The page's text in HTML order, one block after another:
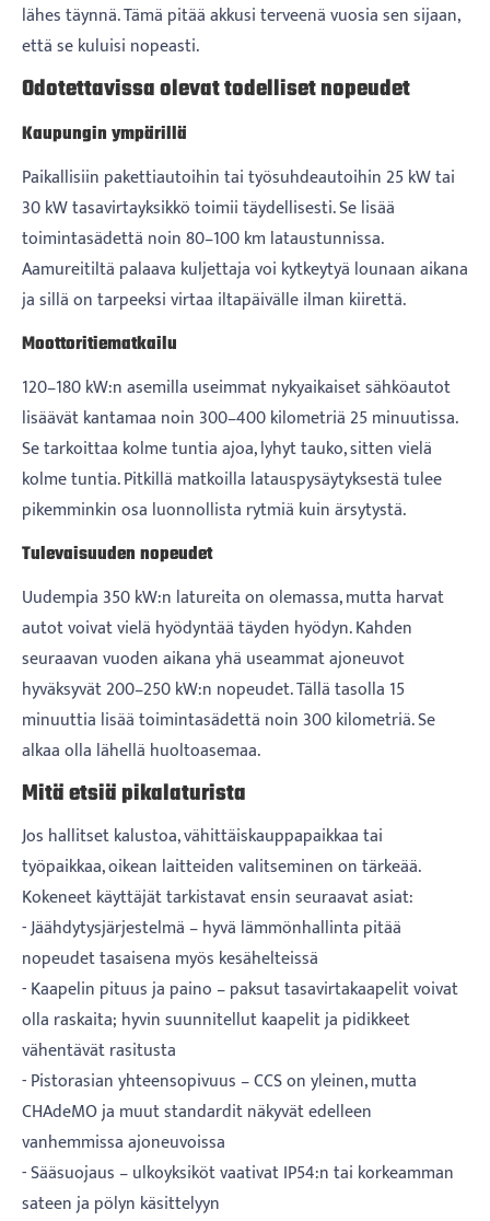
lähes täynnä. Tämä pitää akkusi terveenä vuosia sen sijaan,
että se kuluisi nopeasti.
Odotettavissa olevat todelliset nopeudet
Kaupungin ympärillä
Paikallisiin pakettiautoihin tai työsuhdeautoihin 25 kW tai
30 kW tasavirtayksikkö toimii täydellisesti. Se lisää
toimintasädettä noin 80–100 km lataustunnissa.
Aamureitiltä palaava kuljettaja voi kytkeytyä lounaan aikana
ja sillä on tarpeeksi virtaa iltapäivälle ilman kiirettä.
Moottoritiematkailu
120–180 kW:n asemilla useimmat nykyaikaiset sähköautot
lisäävät kantamaa noin 300–400 kilometriä 25 minuutissa.
Se tarkoittaa kolme tuntia ajoa, lyhyt tauko, sitten vielä
kolme tuntia. Pitkillä matkoilla latauspysäytyksestä tulee
pikemminkin osa luonnollista rytmiä kuin ärsytystä.
Tulevaisuuden nopeudet
Uudempia 350 kW:n latureita on olemassa, mutta harvat
autot voivat vielä hyödyntää täyden hyödyn. Kahden
seuraavan vuoden aikana yhä useammat ajoneuvot
hyväksyvät 200–250 kW:n nopeudet. Tällä tasolla 15
minuuttia lisää toimintasädettä noin 300 kilometriä. Se
alkaa olla lähellä huoltoasemaa.
Mitä etsiä pikalaturista
Jos hallitset kalustoa, vähittäiskauppapaikkaa tai
työpaikkaa, oikean laitteiden valitseminen on tärkeää.
Kokeneet käyttäjät tarkistavat ensin seuraavat asiat:
- Jäähdytysjärjestelmä – hyvä lämmönhallinta pitää
nopeudet tasaisena myös kesähelteissä
- Kaapelin pituus ja paino – paksut tasavirtakaapelit voivat
olla raskaita; hyvin suunnitellut kaapelit ja pidikkeet
vähentävät rasitusta
- Pistorasian yhteensopivuus – CCS on yleinen, mutta
CHAdeMO ja muut standardit näkyvät edelleen
vanhemmissa ajoneuvoissa
- Sääsuojaus – ulkoyksiköt vaativat IP54:n tai korkeamman
sateen ja pölyn käsittelyyn